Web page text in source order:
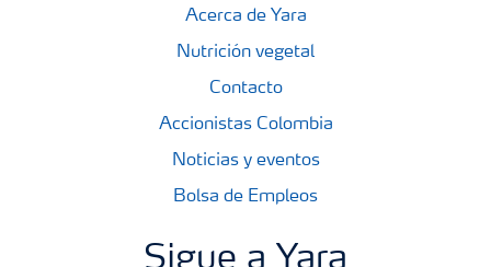
Acerca de Yara
Nutrición vegetal
Contacto
Accionistas Colombia
Noticias y eventos
Bolsa de Empleos